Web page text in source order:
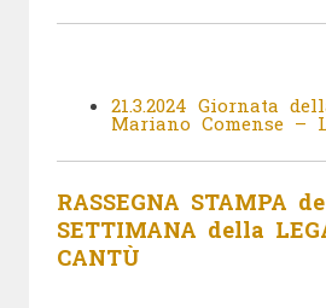
21.3.2024 Giornata
Mariano Comense –
RASSEGNA STAMPA
SETTIMANA della
CANTÙ